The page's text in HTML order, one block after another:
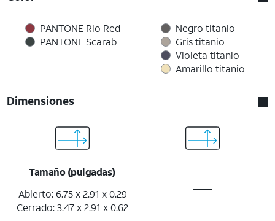
PANTONE Rio Red
PANTONE Scarab
Negro titanio
Gris titanio
Violeta titanio
Amarillo titanio
Dimensiones
Tamaño (pulgadas)
Abierto: 6.75 x 2.91 x 0.29
Cerrado: 3.47 x 2.91 x 0.62